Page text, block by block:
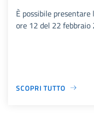
È possibile
ore 12 del 22 febbraio
SCOPRI TUTTO